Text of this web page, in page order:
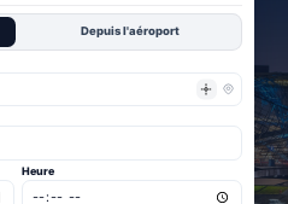
Depuis l'aéroport
Heure